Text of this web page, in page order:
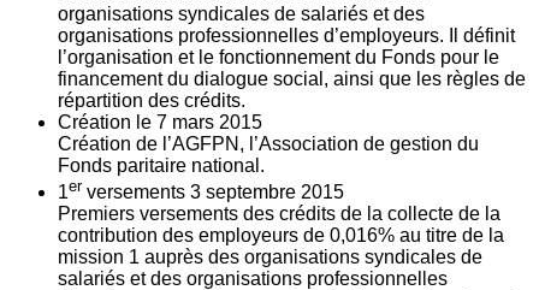
organisations syndicales de salariés et des
organisations professionnelles d’employeurs. Il définit
l’organisation et le fonctionnement du Fonds pour le
financement du dialogue social, ainsi que les règles de
répartition des crédits.
Création le 7 mars 2015
Création de l’AGFPN, l’Association de gestion du
Fonds paritaire national.
1er versements 3 septembre 2015
Premiers versements des crédits de la collecte de la
contribution des employeurs de 0,016% au titre de la
mission 1 auprès des organisations syndicales de
salariés et des organisations professionnelles